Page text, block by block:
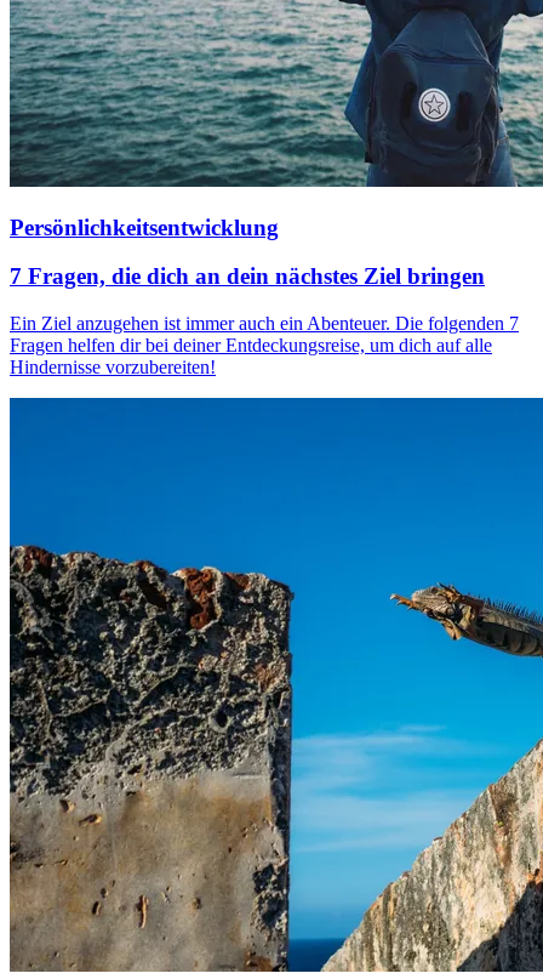
Persönlichkeitsentwicklung
7 Fragen, die dich an dein nächstes Ziel bringen
Ein Ziel anzugehen ist immer auch ein Abenteuer. Die folgenden 7
Fragen helfen dir bei deiner Entdeckungsreise, um dich auf alle
Hindernisse vorzubereiten!